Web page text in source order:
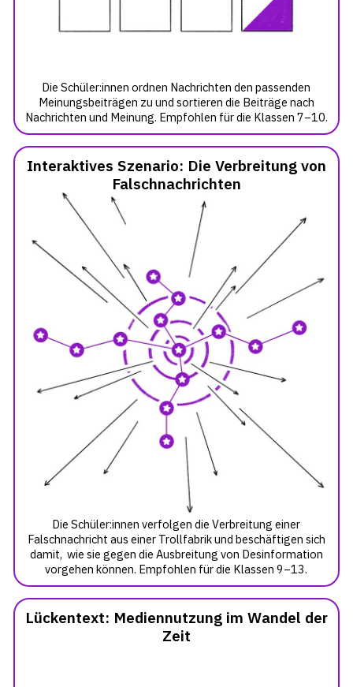
Die Schüler:innen ordnen Nachrichten den passenden
Meinungsbeiträgen zu und sortieren die Beiträge nach
Nachrichten und Meinung. Empfohlen für die Klassen 7–10.
Interaktives Szenario: Die Verbreitung von
Falschnachrichten
Die Schüler:innen verfolgen die Verbreitung einer
Falschnachricht aus einer Trollfabrik und beschäftigen sich
damit, wie sie gegen die Ausbreitung von Desinformation
vorgehen können. Empfohlen für die Klassen 9–13.
Lückentext: Mediennutzung im Wandel der
Zeit